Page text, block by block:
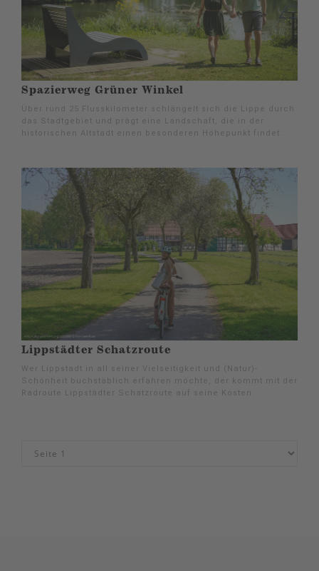
Spazierweg Grüner Winkel
Über rund 25 Flusskilometer schlängelt sich die Lippe durch
das Stadtgebiet und prägt eine Landschaft, die in der
historischen Altstadt einen besonderen Höhepunkt findet.
Lippstädter Schatzroute
Wer Lippstadt in all seiner Vielseitigkeit und (Natur)-
Schönheit buchstäblich erfahren möchte, der kommt mit der
Radroute Lippstädter Schatzroute auf seine Kosten.